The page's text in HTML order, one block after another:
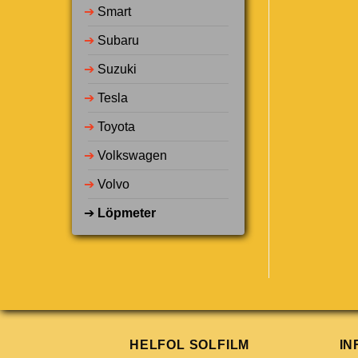
➔ Smart
➔ Subaru
➔ Suzuki
➔ Tesla
➔ Toyota
➔ Volkswagen
➔ Volvo
➔ Löpmeter
HELFOL SOLFILM